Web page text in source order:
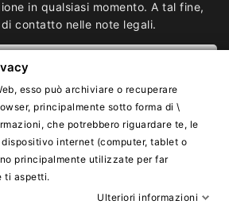
in qualsiasi momento. A tal fine,
contatto nelle note legali.
esso può archiviare o recuperare
principalmente sotto forma di \
che potrebbero riguardare te, le
internet (computer, tablet o
principalmente utilizzate per far
ti aspetti.
Ulteriori informazioni